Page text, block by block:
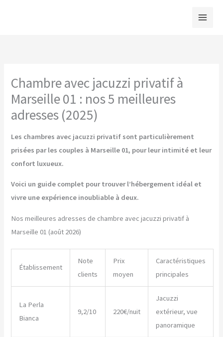
Chambre avec jacuzzi privatif à
Marseille 01 : nos 5 meilleures
adresses (2025)
Les chambres avec jacuzzi privatif sont particulièrement
prisées par les couples à Marseille 01, pour leur intimité et leur
confort luxueux.
Voici un guide complet pour trouver l’hébergement idéal et
vivre une expérience inoubliable à deux.
Nos meilleures adresses de chambre avec jacuzzi privatif à
Marseille 01 (août 2026)
Établissement
Note
clients
Prix
moyen
Caractéristiques
principales
La Perla
Bianca
9,2/10 220€/nuit
Jacuzzi
extérieur, vue
panoramique